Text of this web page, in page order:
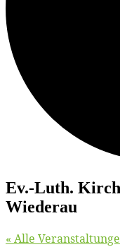
Ev.-Luth.
Wiederau
« Alle